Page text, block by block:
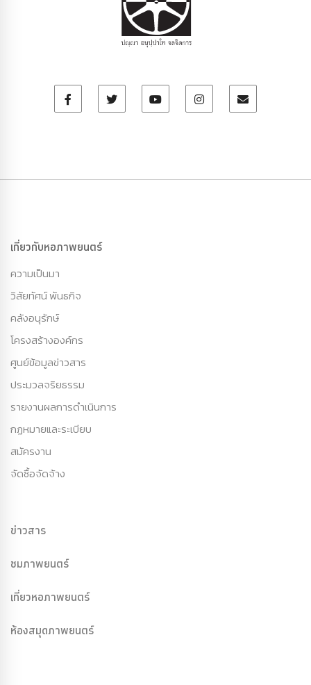
เกี่ยวกับหอภาพยนตร์
ความเป็นมา
วิสัยทัศน์ พันธกิจ
คลังอนุรักษ์
โครงสร้างองค์กร
ศูนย์ข้อมูลข่าวสาร
ประมวลจริยธรรม
รายงานผลการดำเนินการ
กฏหมายและระเบียบ
สมัครงาน
จัดซื้อจัดจ้าง
ข่าวสาร
ชมภาพยนตร์
เที่ยวหอภาพยนตร์
ห้องสมุดภาพยนตร์